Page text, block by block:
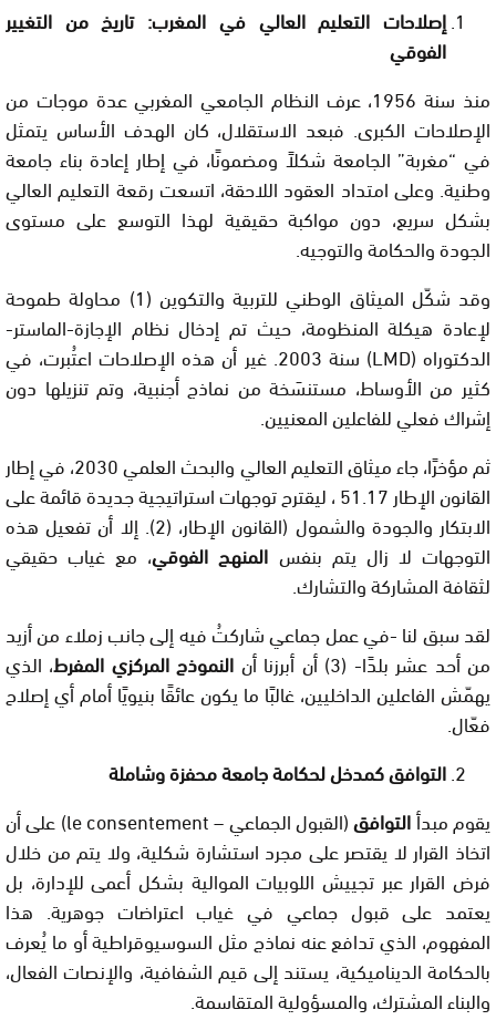
إصلاحات التعليم العالي في المغرب: تاريخ من التغيير
الفوقي
منذ سنة 1956، عرف النظام الجامعي المغربي عدة موجات من
الإصلاحات الكبرى. فبعد الاستقلال، كان الهدف الأساس يتمثل
في “مغربة” الجامعة شكلاً ومضمونًا، في إطار إعادة بناء جامعة
وطنية. وعلى امتداد العقود اللاحقة، اتسعت رقعة التعليم العالي
بشكل سريع، دون مواكبة حقيقية لهذا التوسع على مستوى
الجودة والحكامة والتوجيه.
وقد شكّل الميثاق الوطني للتربية والتكوين (1) محاولة طموحة
لإعادة هيكلة المنظومة، حيث تم إدخال نظام الإجازة-الماستر-
الدكتوراه (LMD) سنة 2003. غير أن هذه الإصلاحات اعتُبرت، في
كثير من الأوساط، مستنسَخة من نماذج أجنبية، وتم تنزيلها دون
إشراك فعلي للفاعلين المعنيين.
ثم مؤخرًا، جاء ميثاق التعليم العالي والبحث العلمي 2030، في إطار
القانون الإطار 51.17 ، ليقترح توجهات استراتيجية جديدة قائمة على
الابتكار والجودة والشمول (القانون الإطار، (2). إلا أن تفعيل هذه
التوجهات لا زال يتم بنفس المنهج الفوقي، مع غياب حقيقي
لثقافة المشاركة والتشارك.
لقد سبق لنا -في عمل جماعي شاركتُ فيه إلى جانب زملاء من أزيد
من أحد عشر بلدًا- (3) أن أبرزنا أن
النموذج المركزي المفرط، الذي
يهمّش الفاعلين الداخليين، غالبًا ما يكون عائقًا بنيويًا أمام أي إصلاح
فعّال.
التوافق كمدخل لحكامة جامعة محفزة وشاملة
يقوم مبدأالتوافق
(القبول الجماعي – le consentement) على أن
اتخاذ القرار لا يقتصر على مجرد استشارة شكلية، ولا يتم من خلال
فرض القرار عبر تجييش اللوبيات الموالية بشكل أعمى للإدارة، بل
يعتمد على قبول جماعي في غياب اعتراضات جوهرية. هذا
المفهوم، الذي تدافع عنه نماذج مثل السوسيوقراطية أو ما يُعرف
بالحكامة الديناميكية، يستند إلى قيم الشفافية، والإنصات الفعال،
والبناء المشترك، والمسؤولية المتقاسمة.